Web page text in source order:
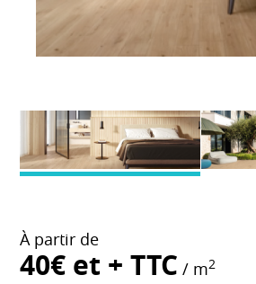
À partir de
40€ et + TTC / m2